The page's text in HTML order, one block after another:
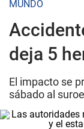
MUNDO
deja 5
El impacto se
sábado al